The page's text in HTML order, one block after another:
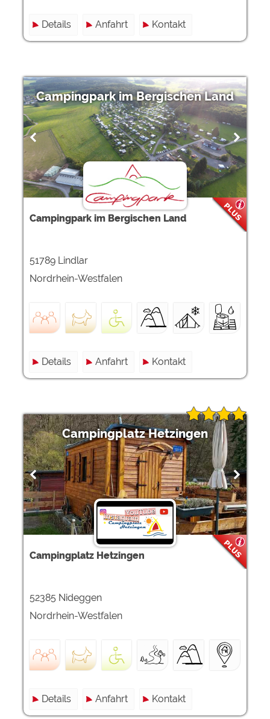
Details Anfahrt Kontakt
Campingpark im Bergischen Land
Campingpark im Bergischen Land
51789 Lindlar
Nordrhein-Westfalen
Details Anfahrt Kontakt
Campingplatz Hetzingen
Campingplatz Hetzingen
52385 Nideggen
Nordrhein-Westfalen
Details Anfahrt Kontakt